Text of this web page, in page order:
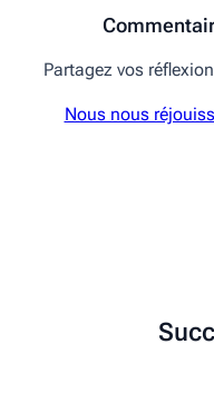
Partagez vos
Nous nous